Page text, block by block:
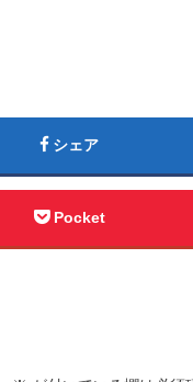
シェア
Pocket